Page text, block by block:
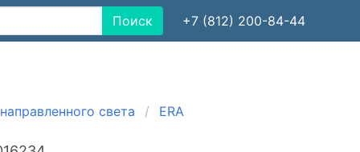
Поиск +7 (812) 200-84-44
света ERA